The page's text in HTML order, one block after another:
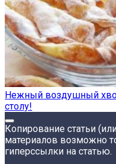
Нежный воздушный
столу!
Копирование статьи
материалов возможно
гиперссылки на статью.